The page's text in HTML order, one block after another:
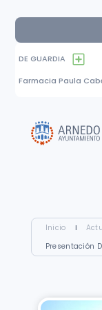
DE GUARDIA
Farmacia Paula
Inicio I
Presentación